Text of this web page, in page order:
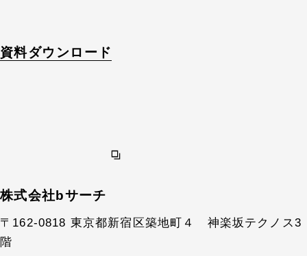
資料ダウンロード
株式会社bサーチ
〒162-0818 東京都新宿区築地町４ 神楽坂テクノス3
階